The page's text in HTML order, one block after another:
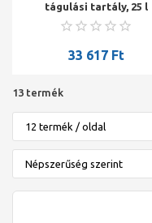
tágulási tartály, 25 l
33 617 Ft
13 termék